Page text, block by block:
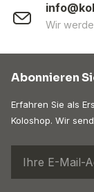
Wir
Abonnieren
Erfahren Sie als
Koloshop. Wir